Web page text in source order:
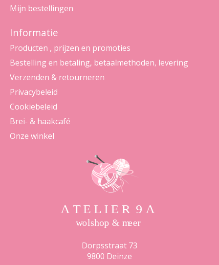
Mijn bestellingen
Informatie
Producten , prijzen en promoties
Bestelling en betaling, betaalmethoden, levering
Verzenden & retourneren
Privacybeleid
Cookiebeleid
Brei- & haakcafé
Onze winkel
Dorpsstraat 73
9800 Deinze